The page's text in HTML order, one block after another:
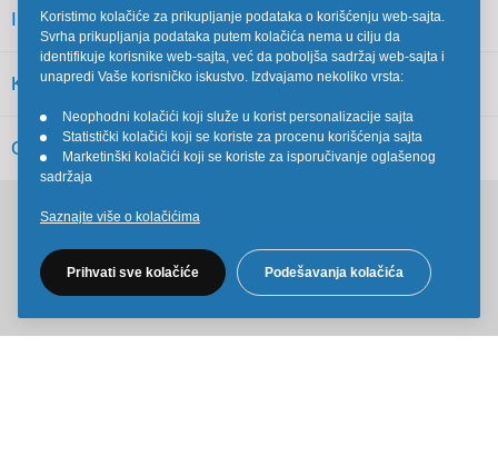
INFORMACIJE
KORISNIČKI SERVIS
OSTALO
Koristimo kolačiće za prikupljanje podataka o korišćenju web-sajta.
Svrha prikupljanja podataka putem kolačića nema u cilju da
identifikuje korisnike web-sajta, već da poboljša sadržaj web-sajta i
unapredi Vaše korisničko iskustvo. Izdvajamo nekoliko vrsta:
•
Neophodni kolačići koji služe u korist personalizacije sajta
•
Statistički kolačići koji se koriste za procenu korišćenja sajta
•
Marketinški kolačići koji se koriste za isporučivanje oglašenog
sadržaja
Saznajte više o kolačićima
Prihvati sve kolačiće Podešavanja kolačića